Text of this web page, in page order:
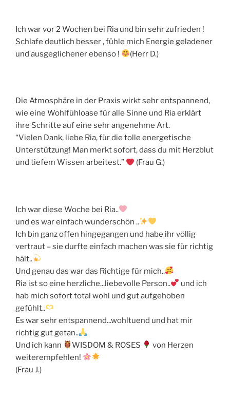
Ich war vor 2 Wochen bei Ria und bin sehr zufrieden !
Schlafe deutlich besser , fühle mich Energie geladener
und ausgeglichener ebenso !
(Herr D.)
Die Atmosphäre in der Praxis wirkt sehr entspannend,
wie eine Wohlfühloase für alle Sinne und Ria erklärt
ihre Schritte auf eine sehr angenehme Art.
“Vielen Dank, liebe Ria, für die tolle energetische
Unterstützung! Man merkt sofort, dass du mit Herzblut
und tiefem Wissen arbeitest.”
(Frau G.)
Ich war diese Woche bei Ria..
und es war einfach wunderschön ..
Ich bin ganz offen hingegangen und habe ihr völlig
vertraut – sie durfte einfach machen was sie für richtig
hält..
Und genau das war das Richtige für mich..
Ria ist so eine herzliche...liebevolle Person..
und ich
hab mich sofort total wohl und gut aufgehoben
gefühlt..
Es war sehr entspannend...wohltuend und hat mir
richtig gut getan..
Und ich kann
WISDOM & ROSES
von Herzen
weiterempfehlen!
(Frau J.)